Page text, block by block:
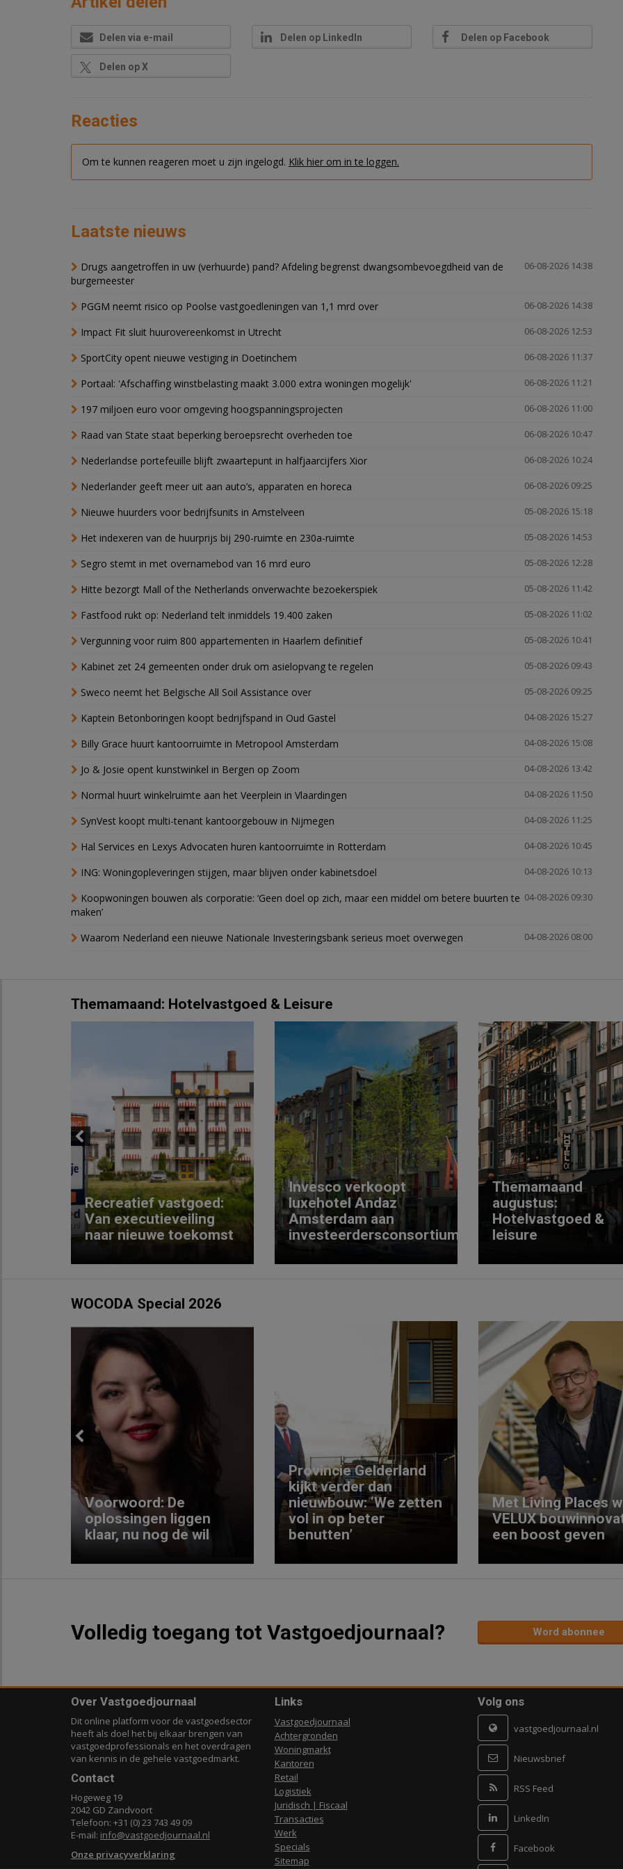
Delen via e-mail Delen op LinkedIn Delen op Facebook
Delen op X
Reacties
Om te kunnen reageren moet u zijn ingelogd. Klik hier om in te loggen.
Laatste nieuws
06-08-2026 14:38
Drugs aangetroffen in uw (verhuurde) pand? Afdeling begrenst dwangsombevoegdheid van de
burgemeester
06-08-2026 14:38
PGGM neemt risico op Poolse vastgoedleningen van 1,1 mrd over
06-08-2026 12:53
Impact Fit sluit huurovereenkomst in Utrecht
06-08-2026 11:37
SportCity opent nieuwe vestiging in Doetinchem
06-08-2026 11:21
Portaal: 'Afschaffing winstbelasting maakt 3.000 extra woningen mogelijk'
06-08-2026 11:00
197 miljoen euro voor omgeving hoogspanningsprojecten
06-08-2026 10:47
Raad van State staat beperking beroepsrecht overheden toe
06-08-2026 10:24
Nederlandse portefeuille blijft zwaartepunt in halfjaarcijfers Xior
06-08-2026 09:25
Nederlander geeft meer uit aan auto’s, apparaten en horeca
05-08-2026 15:18
Nieuwe huurders voor bedrijfsunits in Amstelveen
05-08-2026 14:53
Het indexeren van de huurprijs bij 290-ruimte en 230a-ruimte
05-08-2026 12:28
Segro stemt in met overnamebod van 16 mrd euro
05-08-2026 11:42
Hitte bezorgt Mall of the Netherlands onverwachte bezoekerspiek
05-08-2026 11:02
Fastfood rukt op: Nederland telt inmiddels 19.400 zaken
05-08-2026 10:41
Vergunning voor ruim 800 appartementen in Haarlem definitief
05-08-2026 09:43
Kabinet zet 24 gemeenten onder druk om asielopvang te regelen
05-08-2026 09:25
Sweco neemt het Belgische All Soil Assistance over
04-08-2026 15:27
Kaptein Betonboringen koopt bedrijfspand in Oud Gastel
04-08-2026 15:08
Billy Grace huurt kantoorruimte in Metropool Amsterdam
04-08-2026 13:42
Jo & Josie opent kunstwinkel in Bergen op Zoom
04-08-2026 11:50
Normal huurt winkelruimte aan het Veerplein in Vlaardingen
04-08-2026 11:25
SynVest koopt multi-tenant kantoorgebouw in Nijmegen
04-08-2026 10:45
Hal Services en Lexys Advocaten huren kantoorruimte in Rotterdam
04-08-2026 10:13
ING: Woningopleveringen stijgen, maar blijven onder kabinetsdoel
04-08-2026 09:30
Koopwoningen bouwen als corporatie: ‘Geen doel op zich, maar een middel om betere buurten te
maken’
04-08-2026 08:00
Waarom Nederland een nieuwe Nationale Investeringsbank serieus moet overwegen
Themamaand: Hotelvastgoed & Leisure
Previous
Recreatief vastgoed:
Van executieveiling
naar nieuwe toekomst
Invesco verkoopt
luxehotel Andaz
Amsterdam aan
investeerdersconsortium
Themamaand
augustus:
Hotelvastgoed &
leisure
WOCODA Special 2026
Previous
Voorwoord: De
oplossingen liggen
klaar, nu nog de wil
Provincie Gelderland
kijkt verder dan
nieuwbouw: ‘We zetten
vol in op beter
benutten’
Met Living Places
VELUX
een boost geven
Volledig toegang tot Vastgoedjournaal? Word abonnee
Over Vastgoedjournaal
Dit online platform voor de vastgoedsector
heeft als doel het bij elkaar brengen van
vastgoedprofessionals en het overdragen
van kennis in de gehele vastgoedmarkt.
Contact
Hogeweg 19
2042 GD Zandvoort
Telefoon: +31 (0) 23 743 49 09
E-mail: info@vastgoedjournaal.nl
Onze privacyverklaring
Links
Vastgoedjournaal
Achtergronden
Woningmarkt
Kantoren
Retail
Logistiek
Juridisch | Fiscaal
Transacties
Werk
Specials
Sitemap
Volg ons
vastgoedjournaal.nl
Nieuwsbrief
RSS Feed
LinkedIn
Facebook